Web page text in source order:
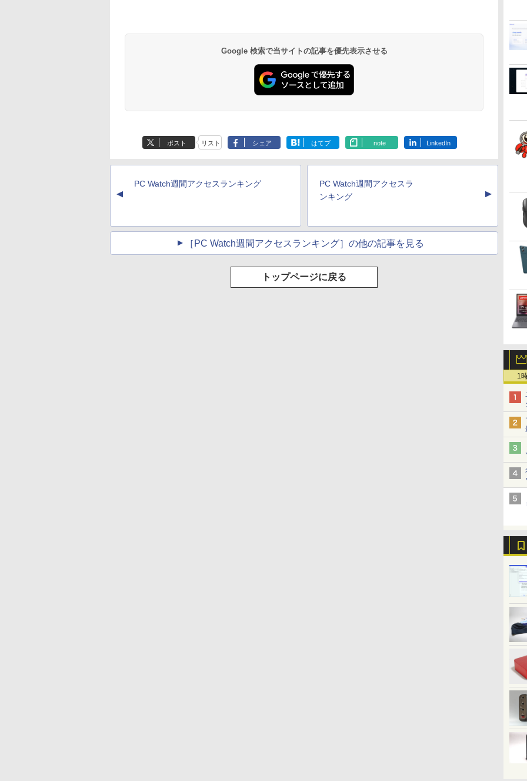
1
ワイト)
Google 検索で当サイトの記事を優先表示させる
ポスト リスト シェア はてブ note LinkedIn
▲
PC Watch週間アクセスランキング
PC Watch週間アクセスラ
ンキング
▲
［PC Watch週間アクセスランキング］の他の記事を見る
トップページに戻る